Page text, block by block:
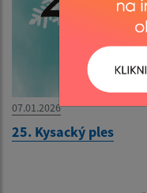
07.01.2026
25. Kysacký ples